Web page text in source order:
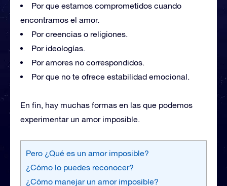
Por que estamos comprometidos cuando
encontramos el amor.
Por creencias o religiones.
Por ideologías.
Por amores no correspondidos.
Por que no te ofrece estabilidad emocional.
En fin, hay muchas formas en las que podemos
experimentar un amor imposible.
Pero ¿Qué es un amor imposible?
¿Cómo lo puedes reconocer?
¿Cómo manejar un amor imposible?